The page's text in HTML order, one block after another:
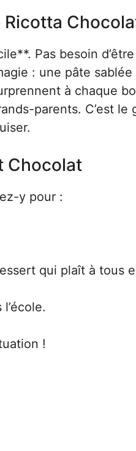
Pas besoin
: une pâte sablée
à chaque
parents. C’est le
Chocolat
y pour :
qui plaît à tous
!